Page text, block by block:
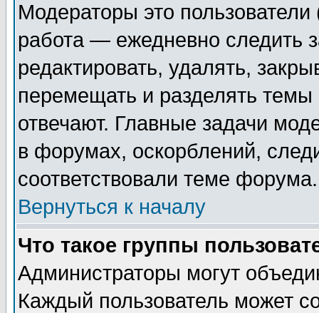
Модераторы это
работа — ежедневно следить
редактировать, удалять,
перемещать и разделять
отвечают. Главные задачи
в форумах, оскорблений,
соответствовали теме форума.
Вернуться к началу
Что такое группы
Администраторы могут
Каждый пользователь может